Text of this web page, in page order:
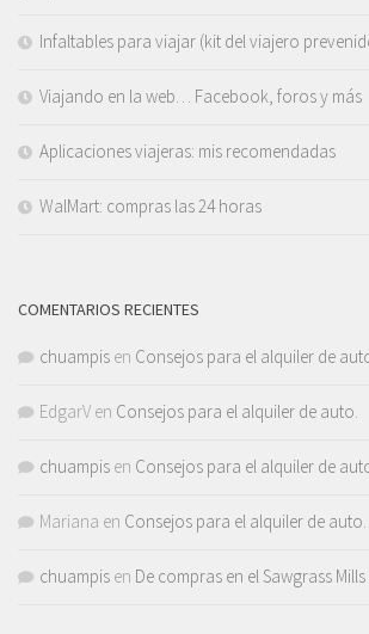
Infaltables para viajar (kit del viajero
Viajando en la web… Facebook, foros y más
Aplicaciones viajeras: mis recomendadas
WalMart: compras las 24 horas
COMENTARIOS RECIENTES
chuampis en Consejos para el alquiler de
EdgarV en Consejos para el alquiler de auto.
chuampis en Consejos para el alquiler de
Mariana en Consejos para el alquiler de auto.
chuampis en De compras en el Sawgrass